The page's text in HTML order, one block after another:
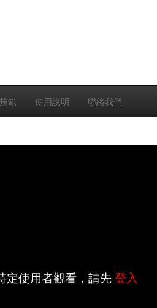
範 使用說明 聯絡我們
定使用者觀看，請先登入